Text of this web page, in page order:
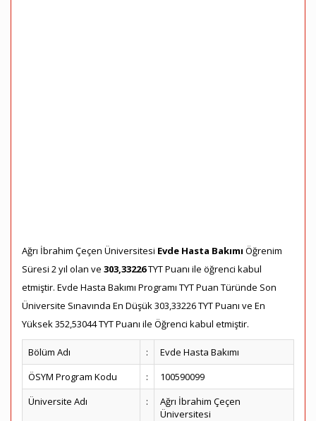
Ağrı İbrahim Çeçen Üniversitesi Evde Hasta Bakımı Öğrenim
Süresi 2 yıl olan ve 303,33226TYT Puanı ile öğrenci kabul
etmiştir. Evde Hasta Bakımı Programı TYT Puan Türünde Son
Üniversite Sınavında En Düşük 303,33226 TYT Puanı ve En
Yüksek 352,53044 TYT Puanı ile Öğrenci kabul etmiştir.
Bölüm Adı :
Evde Hasta Bakımı
ÖSYM Program Kodu
:
100590099
Üniversite Adı
:
Ağrı İbrahim Çeçen
Üniversitesi